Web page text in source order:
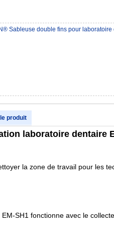
Sableuse double fins pour laboratoire
produit
laboratoire dentaire
la zone de travail pour les
SH1 fonctionne avec le